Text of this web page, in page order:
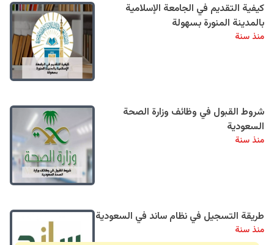
كيفية التقديم في الجامعة الإسلامية
بالمدينة المنورة بسهولة
منذ سنة
شروط القبول في وظائف وزارة الصحة
السعودية
منذ سنة
طريقة التسجيل في نظام ساند في السعودية
منذ سنة